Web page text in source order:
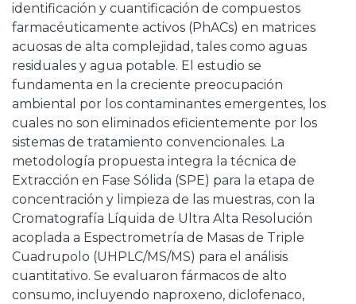
identificación y cuantificación de compuestos
farmacéuticamente activos (PhACs) en matrices
acuosas de alta complejidad, tales como aguas
residuales y agua potable. El estudio se
fundamenta en la creciente preocupación
ambiental por los contaminantes emergentes, los
cuales no son eliminados eficientemente por los
sistemas de tratamiento convencionales. La
metodología propuesta integra la técnica de
Extracción en Fase Sólida (SPE) para la etapa de
concentración y limpieza de las muestras, con la
Cromatografía Líquida de Ultra Alta Resolución
acoplada a Espectrometría de Masas de Triple
Cuadrupolo (UHPLC/MS/MS) para el análisis
cuantitativo. Se evaluaron fármacos de alto
consumo, incluyendo naproxeno, diclofenaco,